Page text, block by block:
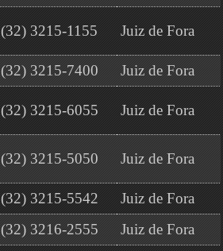
(32) 3215-1155 Juiz de Fora
(32) 3215-7400
Juiz de Fora
(32) 3215-6055 Juiz de Fora
(32) 3215-5050 Juiz de Fora
(32) 3215-5542
Juiz de Fora
(32) 3216-2555
Juiz de Fora